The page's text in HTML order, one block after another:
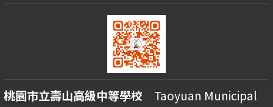
桃園市立壽山高級中等學校 Taoyuan Municipal